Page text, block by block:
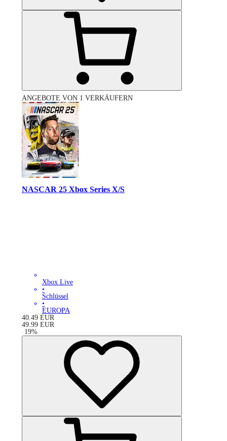
ANGEBOTE VON 1 VERKÄUFERN
NASCAR 25 Xbox Series X/S
Xbox Live
•
Schlüssel
•
EUROPA
40.49 EUR
49.99 EUR
-19%